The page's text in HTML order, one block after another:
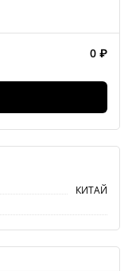
0 ₽
КИТАЙ